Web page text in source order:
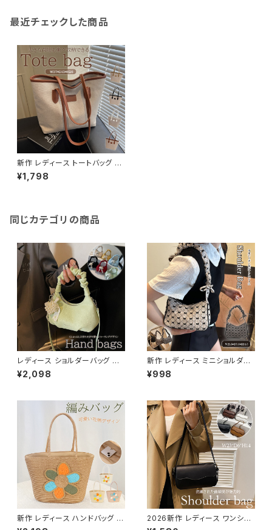
最近チェックした商品
新作 レディース トートバッグ 通
勤バッグ マザーバッグ 大容量
ショルダーバッグ キャンバス
¥1,798
同じカテゴリの商品
レディース ショルダーバッグ ト
ートバッグ 肩掛け 大きめハート
ピース きれいめ 可愛い
¥2,098
新作 レディース ミニショルダー
バッグ トートバッグ リボン 可愛
い お洒落
¥998
新作 レディース ハンドバッグ か
ごバッグ ドット 手持ち 編み込み
2026新作 レディース ワンショ
ルダーバッグ 肩掛け きれいめ